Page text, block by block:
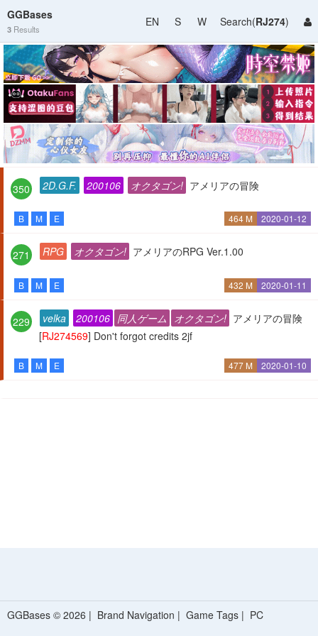
GGBases
3 Results
EN S W Search(RJ274)
350 2D.G.F. 200106 オクタゴン! アメリアの冒険
B M E 464 M 2020-01-12
271 RPG オクタゴン! アメリアのRPG Ver.1.00
B M E 432 M 2020-01-11
229 velka 200106 同人ゲーム オクタゴン! アメリアの冒険
[RJ274569] Don't forgot credits 2jf
B M E 477 M 2020-01-10
GGBases © 2026 | Brand Navigation | Game Tags | PC